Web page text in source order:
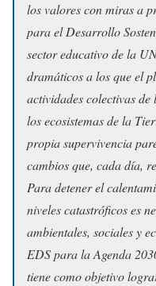
los valores con miras a
para el Desarrollo
sector educativo de la
dramáticos a los que el
actividades colectivas
los ecosistemas de la
propia supervivencia
cambios que, cada día,
Para detener el
niveles catastróficos es
ambientales, sociales y
EDS para la Agenda
tiene como objetivo